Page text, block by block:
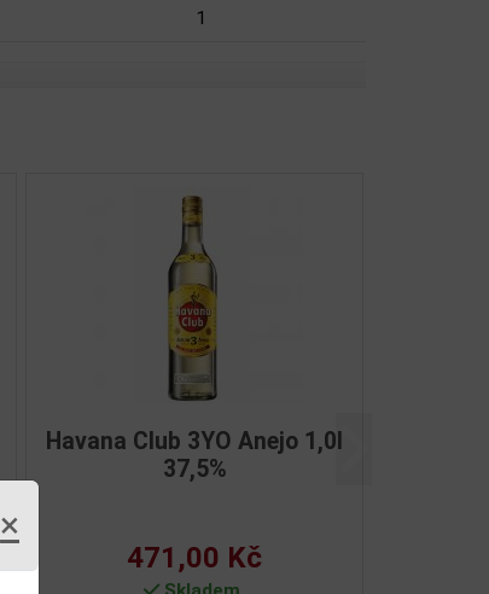
×
1
Malecon 8YO 0,7l 40%
453,00 Kč